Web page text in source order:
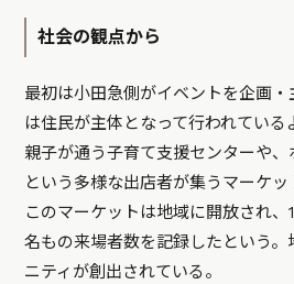
社会の観点から
最初は小田急側がイベントを企画
は住民が主体となって行われてい
親子が通う子育て支援センターや
という多様な出店者が集うマーケッ
このマーケットは地域に開放され
名もの来場者数を記録したという。
ニティが創出されている。